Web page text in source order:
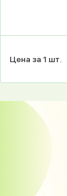
Цена за 1 шт.